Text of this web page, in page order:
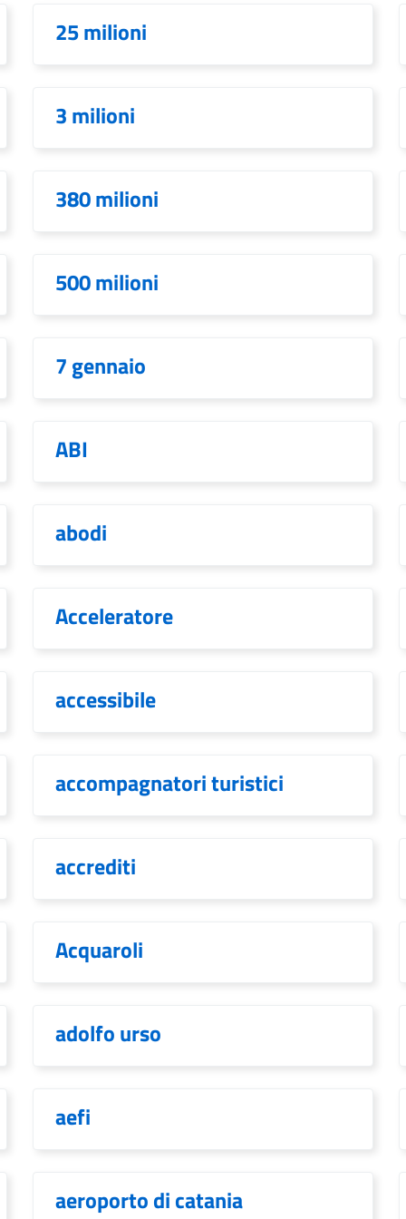
25 milioni
3 milioni
380 milioni
500 milioni
7 gennaio
ABI
abodi
Acceleratore
accessibile
accompagnatori turistici
accrediti
Acquaroli
adolfo urso
aefi
aeroporto di catania